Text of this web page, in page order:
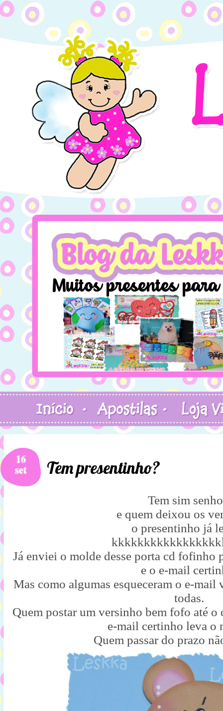
16
set Tem presentinho?
Tem sim
e quem deixou os
o presentinho já
Já enviei o molde desse porta cd fofinho
e o e-mail
Mas como algumas esqueceram o e-mail
todas.
Quem postar um versinho bem fofo até
e-mail certinho leva o
Quem passar do prazo